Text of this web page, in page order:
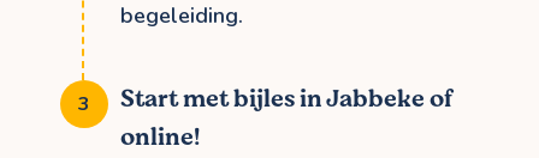
begeleiding.
Start met bijles in Jabbeke of
online!